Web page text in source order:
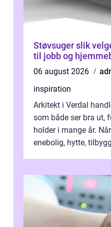
Støvsuger slik velger du riktig modell
til jobb og
06 august 2026
inspiration
Arkitekt i Verdal
som både ser bra ut,
holder i mange år.
enebolig, hytte,